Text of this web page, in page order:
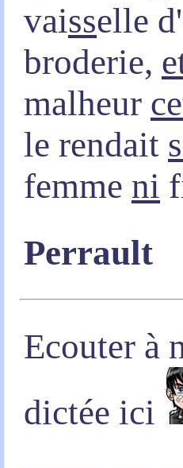
vaisselle
broderie,
malheur
le rendait
femme ni
Perrault
Ecouter à
dictée ici